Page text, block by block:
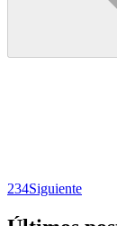
234Siguiente